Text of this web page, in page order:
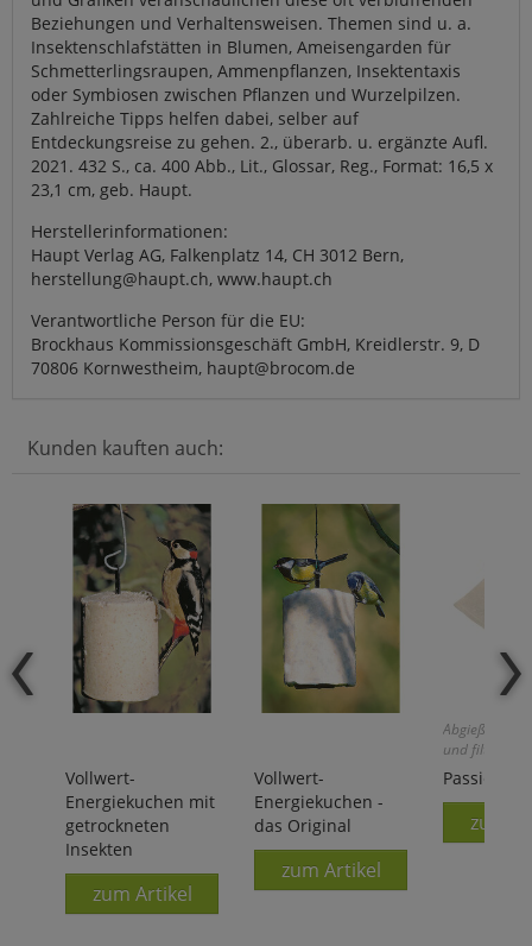
Beziehungen und Verhaltensweisen. Themen sind u. a.
Insektenschlafstätten in Blumen, Ameisengarden für
Schmetterlingsraupen, Ammenpflanzen, Insektentaxis
oder Symbiosen zwischen Pflanzen und Wurzelpilzen.
Zahlreiche Tipps helfen dabei, selber auf
Entdeckungsreise zu gehen. 2., überarb. u. ergänzte Aufl.
2021. 432 S., ca. 400 Abb., Lit., Glossar, Reg., Format: 16,5 x
23,1 cm, geb. Haupt.
Herstellerinformationen:
Haupt Verlag AG, Falkenplatz 14, CH 3012 Bern,
herstellung@haupt.ch, www.haupt.ch
Verantwortliche Person für die EU:
Brockhaus Kommissionsgeschäft GmbH, Kreidlerstr. 9, D
70806 Kornwestheim, haupt@brocom.de
Kunden kauften auch:
Vollwert-
Energiekuchen mit
getrockneten
Insekten
zum Artikel
Vollwert-
Energiekuchen -
das Original
zum Artikel
Abgießen,
und filtern!
zum